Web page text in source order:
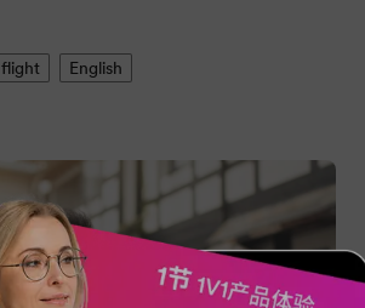
flight English